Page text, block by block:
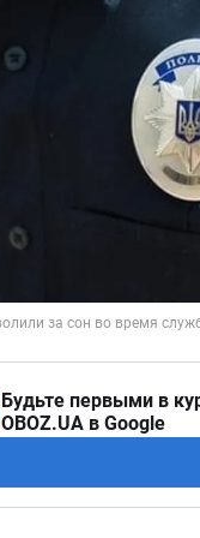
Будьте первыми в
OBOZ.UA в Google